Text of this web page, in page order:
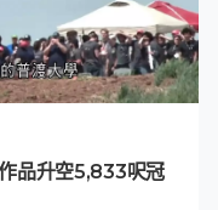
在土耳其舉行過這類
商，當然也準備好盡
話。」 俄羅斯則繼
金周六抵達平壤進
趙甬元到機場迎
參加表揚援俄北韓
式。
品升空5,833呎冠